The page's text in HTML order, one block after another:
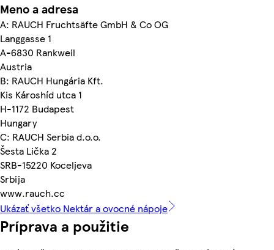
Meno a adresa
A: RAUCH Fruchtsäfte GmbH & Co OG
Langgasse 1
A-6830 Rankweil
Austria
B: RAUCH Hungária Kft.
Kis Károshíd utca 1
H-1172 Budapest
Hungary
C: RAUCH Serbia d.o.o.
Šesta Lička 2
SRB-15220 Koceljeva
Srbija
www.rauch.cc
Ukázať všetko Nektár a ovocné nápoje
Príprava a použitie